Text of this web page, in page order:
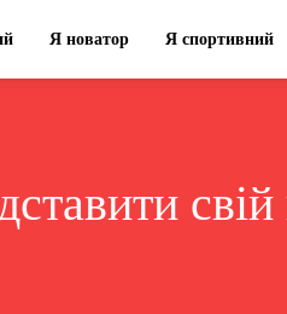
Я новатор Я спортивний